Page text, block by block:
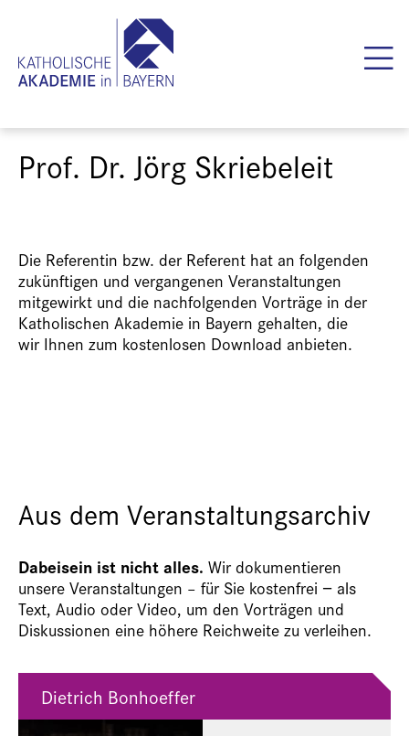
Prof. Dr. Jörg Skriebeleit
Die Referentin bzw. der Referent hat an folgenden
zukünftigen und vergangenen Veranstaltungen
mitgewirkt und die nachfolgenden Vorträge in der
Katholischen Akademie in Bayern gehalten, die
wir Ihnen zum kostenlosen Download anbieten.
Aus dem Veranstaltungsarchiv
Dabeisein ist nicht alles. Wir dokumentieren
unsere Veranstaltungen – für Sie kostenfrei − als
Text, Audio oder Video, um den Vorträgen und
Diskussionen eine höhere Reichweite zu verleihen.
Dietrich Bonhoeffer